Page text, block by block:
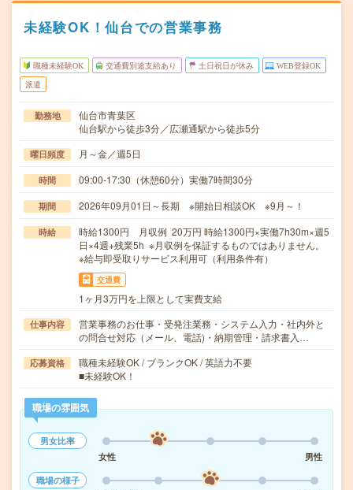
未経験OK！仙台での営業事務
職種未経験OK 交通費別途支給あり 土日祝日が休み WEB登録OK
派遣
勤務地
仙台市青葉区
仙台駅から徒歩3分／広瀬通駅から徒歩5分
曜日頻度 月～金／週5日
時間 09:00-17:30（休憩60分）実働7時間30分
期間 2026年09月01日～長期 ※開始日相談OK ※9月～！
時給
時給1300円 月収例 20万円 時給1300円×実働7h30m×週5
日×4週+残業5h ※月収例を保証するものではありません。
※給与即受取りサービス利用可（利用条件有）
交通費
1ヶ月3万円を上限として実費支給
仕事内容
営業事務のお仕事・受発注業務・システム入力・社内外と
の問合せ対応（メール、電話)・納期管理・請求書入…
応募資格
職種未経験OK / ブランクOK / 英語力不要
■未経験OK！
職場の雰囲気
男女比率
女性
男性
職場の様子